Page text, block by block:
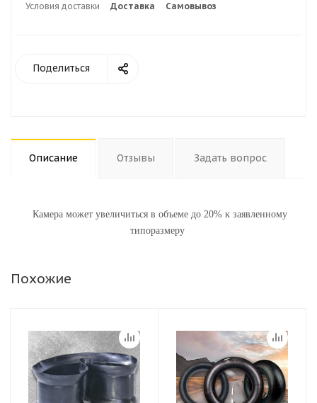
Условия доставки Доставка Самовывоз
Поделиться
Описание Отзывы Задать вопрос
Камера может увеличиться в объеме до 20% к заявленному
типоразмеру
Похожие